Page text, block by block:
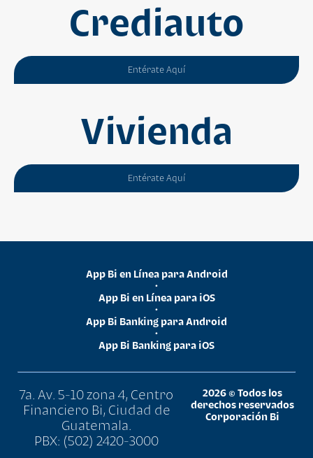
Crediauto
Entérate Aquí
Vivienda
Entérate Aquí
App Bi en Línea para Android
•
App Bi en Línea para iOS
•
App Bi Banking para Android
•
App Bi Banking para iOS
7a. Av. 5-10 zona 4, Centro
Financiero Bi, Ciudad de
Guatemala.
PBX: (502) 2420-3000
2026 © Todos los
derechos reservados
Corporación Bi